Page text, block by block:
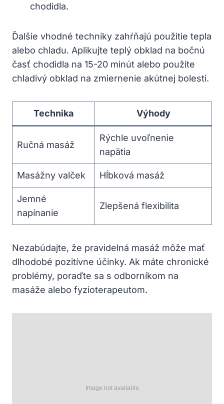
chodidla.
Ďalšie vhodné techniky zahŕňajú použitie tepla
alebo chladu. Aplikujte teplý obklad na bočnú
časť chodidla na 15-20 minút alebo použite
chladivý obklad na zmiernenie akútnej bolesti.
Technika Výhody
Ručná masáž
Rýchle uvoľnenie
napätia
Masážny valček Hĺbková masáž
Jemné
napínanie
Zlepšená flexibilita
Nezabúdajte, že pravidelná masáž môže mať
dlhodobé pozitívne účinky. Ak máte chronické
problémy, poraďte sa s odborníkom na
masáže alebo fyzioterapeutom.